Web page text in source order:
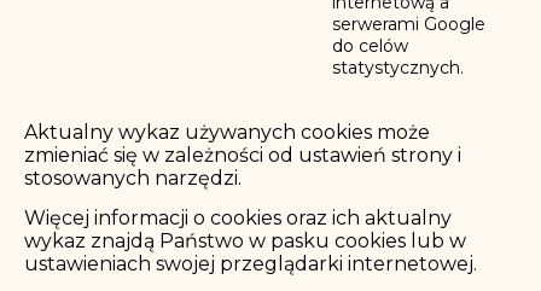
serwerami Google
do celów
statystycznych.
Aktualny wykaz używanych cookies może
zmieniać się w zależności od ustawień strony i
stosowanych narzędzi.
Więcej informacji o cookies oraz ich aktualny
wykaz znajdą Państwo w pasku cookies lub w
ustawieniach swojej przeglądarki internetowej.